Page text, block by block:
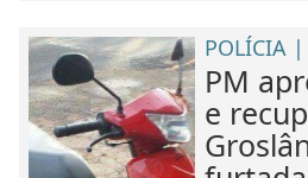
POLÍCIA
PM
e